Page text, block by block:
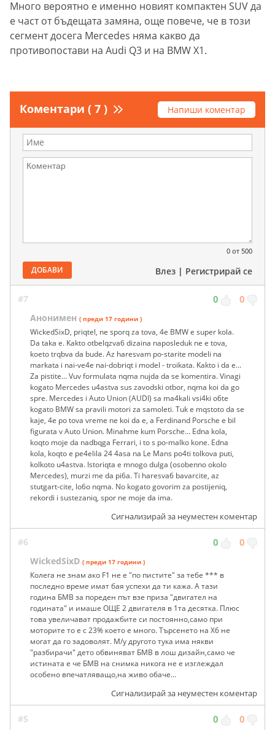
Много вероятно е именно новият компактен SUV да
е част от бъдещата замяна, още повече, че в този
сегмент досега Mercedes няма какво да
противопостави на Audi Q3 и на BMW X1.
Коментари ( 7 ) Напиши коментар
0 от 500
ДОБАВИ Влез | Регистрирай се
#7 0 0
Анонимен ( преди 17 години )
WickedSixD, priqtel, ne sporq za tova, 4e BMW e super kola.
Da taka e. Kakto otbelqzva6 dizaina naposleduk ne e tova,
koeto trqbva da bude. Az haresvam po-starite modeli na
markata i nai-ve4e nai-dobriqt i model - troikata. Kakto i da e...
Za pistite... Vuv formulata nqma nujda da se komentira. Vinagi
kogato Mercedes u4astva sus zavodski otbor, nqma koi da go
spre. Mercedes i Auto Union (AUDI) sa ma4kali vsi4ki o6te
kogato BMW sa pravili motori za samoleti. Tuk e mqstoto da se
kaje, 4e po tova vreme ne koi da e, a Ferdinand Porsche e bil
figurata v Auto Union. Minahme kum Porsche... Edna kola,
koqto moje da nadbqga Ferrari, i to s po-malko kone. Edna
kola, koqto e pe4elila 24 4asa na Le Mans po4ti tolkova puti,
kolkoto u4astva. Istoriqta e mnogo dulga (osobenno okolo
Mercedes), murzi me da pi6a. Ti haresva6 bavarcite, az
stutgart-cite, lo6o nqma. No kogato govorim za postijeniq,
rekordi i sustezaniq, spor ne moje da ima.
Сигнализирай за неуместен коментар
#6 0 0
WickedSixD ( преди 17 години )
Колега не знам ако F1 не е "по пистите" за тебе *** в
последно време имат бая успехи да ти кажа. А тази
година БМВ за пореден път взе приза "двигател на
годината" и имаше ОЩЕ 2 двигателя в 1та десятка. Плюс
това увеличават продажбите си постоянно,само при
моторите то е с 23% което е много. Търсенето на X6 не
могат да го задоволят. М/у другото тука има някви
"разбирачи" дето обвиняват БМВ в лош дизайн,само че
истината е че БМВ на снимка никога не е изглеждал
особено впечатляващо,на живо обаче...
Сигнализирай за неуместен коментар
#5 0 0